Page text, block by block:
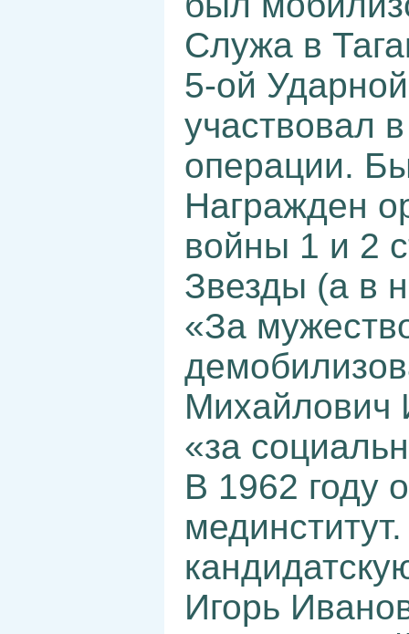
Служа в
5-ой
участвовал
операции.
Награжден
войны 1 и 2
Звезды (а в
«За
Михайлович
«за
В 1962 году
Игорь